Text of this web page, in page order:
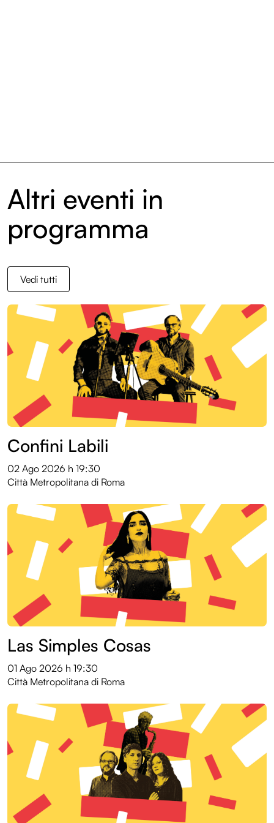
Altri eventi in
programma
Vedi tutti
Confini Labili
02 Ago 2026 h 19:30
Città Metropolitana di Roma
Las Simples Cosas
01 Ago 2026 h 19:30
Città Metropolitana di Roma